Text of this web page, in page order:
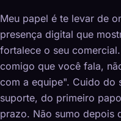
Meu papel é te levar de
presença digital que
fortalece o seu
comigo que você fala,
com a equipe". Cuido do
suporte, do primeiro
prazo. Não sumo depois